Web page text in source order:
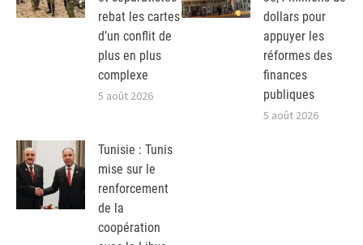
rebat les cartes
d’un conflit de
plus en plus
complexe
5 août 2026
dollars pour
appuyer les
réformes des
finances
publiques
5 août 2026
Tunisie : Tunis
mise sur le
renforcement
de la
coopération